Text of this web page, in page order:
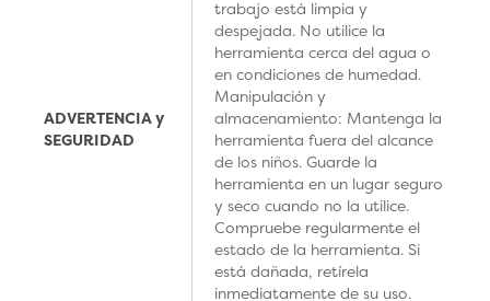
ADVERTENCIA y
SEGURIDAD
trabajo está limpia y
despejada. No utilice la
herramienta cerca del agua o
en condiciones de humedad.
Manipulación y
almacenamiento: Mantenga la
herramienta fuera del alcance
de los niños. Guarde la
herramienta en un lugar seguro
y seco cuando no la utilice.
Compruebe regularmente el
estado de la herramienta. Si
está dañada, retírela
inmediatamente de su uso.